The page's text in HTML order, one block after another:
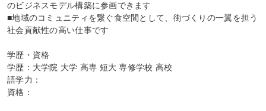
のビジネスモデル構築に参画できます
■地域のコミュニティを繋ぐ食空間として、街づくりの一翼を担う
社会貢献性の高い仕事です
学歴・資格
学歴：大学院 大学 高専 短大 専修学校 高校
語学力：
資格：